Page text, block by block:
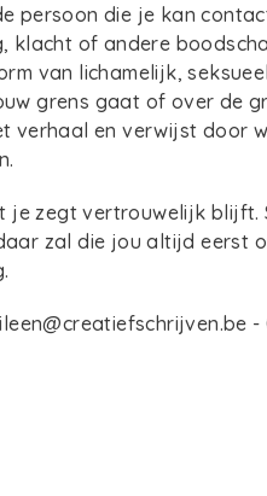
persoon die je kan
klacht of andere
van lichamelijk,
grens gaat of over de
verhaal en verwijst door
je zegt vertrouwelijk blijft.
zal die jou altijd eerst
-